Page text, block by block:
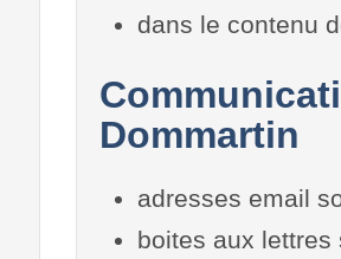
dans le contenu
Dommartin
adresses email
boites aux lettres